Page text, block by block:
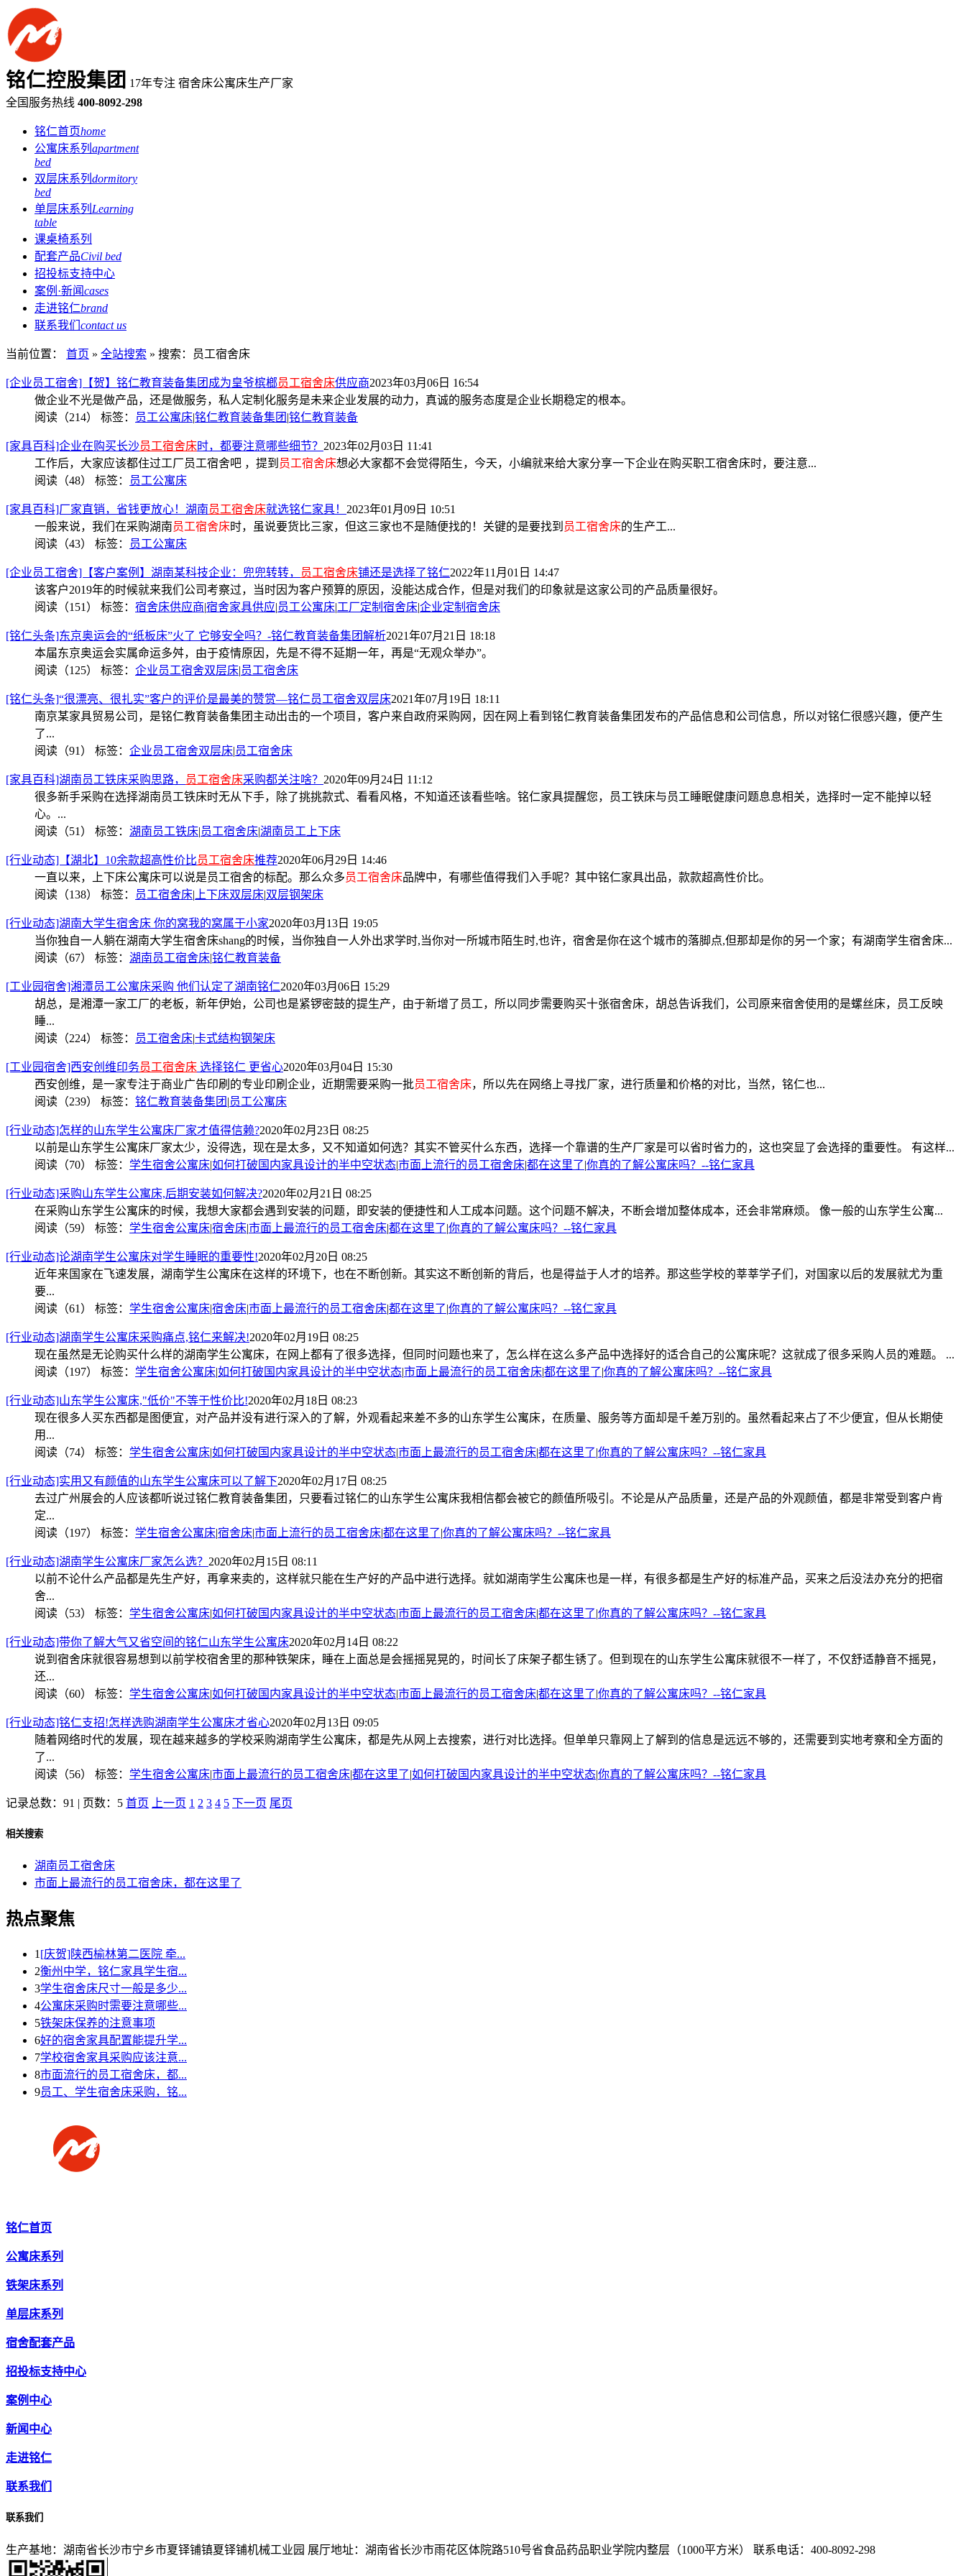
铭仁控股集团 17年专注 宿舍床公寓床生产厂家
全国服务热线 400-8092-298
铭仁首页home
公寓床系列 apartment
bed
双层床系列 dormitory
bed
单层床系列 Learning
table
课桌椅系列
配套产品Civil bed
招投标支持中心
案例·新闻cases
走进铭仁brand
联系我们 contact us
当前位置： 首页 » 全站搜索 » 搜索：员工宿舍床
[企业员工宿舍]【贺】铭仁教育装备集团成为皇爷槟榔员工宿舍床供应商2023年03月06日 16:54
做企业不光是做产品，还是做服务，私人定制化服务是未来企业发展的动力，真诚的服务态度是企业长期稳定的根本。
阅读（214） 标签： 员工公寓床|铭仁教育装备集团 |铭仁教育装备
[家具百科]企业在购买长沙员工宿舍床时，都要注意哪些细节？ 2023年02月03日 11:41
工作后，大家应该都住过工厂员工宿舍吧 ，提到 员工宿舍床想必大家都不会觉得陌生，今天，小编就来给大家分享一下企业在购买职工宿舍床时，要注意...
阅读（48） 标签： 员工公寓床
[家具百科]厂家直销，省钱更放心！湖南员工宿舍床就选铭仁家具！ 2023年01月09日 10:51
一般来说，我们在采购湖南员工宿舍床时，虽说要货比三家，但这三家也不是随便找的！关键的是要找到 员工宿舍床的生产工...
阅读（43） 标签： 员工公寓床
[企业员工宿舍]【客户案例】湖南某科技企业：兜兜转转， 员工宿舍床铺还是选择了铭仁2022年11月01日 14:47
该客户2019年的时候就来我们公司考察过，当时因为客户预算的原因，没能达成合作，但是对我们的印象就是这家公司的产品质量很好。
阅读（151） 标签： 宿舍床供应商|宿舍家具供应|员工公寓床|工厂定制宿舍床|企业定制宿舍床
[铭仁头条]东京奥运会的“纸板床”火了 它够安全吗？-铭仁教育装备集团解析2021年07月21日 18:18
本届东京奥运会实属命运多舛，由于疫情原因，先是不得不延期一年，再是“无观众举办”。
阅读（125） 标签： 企业员工宿舍双层床|员工宿舍床
[铭仁头条]“很漂亮、很扎实”客户的评价是最美的赞赏—铭仁员工宿舍双层床2021年07月19日 18:11
南京某家具贸易公司，是铭仁教育装备集团主动出击的一个项目，客户来自政府采购网，因在网上看到铭仁教育装备集团发布的产品信息和公司信息，所以对铭仁很感兴趣，便产生
了...
阅读（91） 标签： 企业员工宿舍双层床|员工宿舍床
[家具百科]湖南员工铁床采购思路， 员工宿舍床采购都关注啥？ 2020年09月24日 11:12
很多新手采购在选择湖南员工铁床时无从下手，除了挑挑款式、看看风格，不知道还该看些啥。铭仁家具提醒您，员工铁床与员工睡眠健康问题息息相关，选择时一定不能掉以轻
心。...
阅读（51） 标签： 湖南员工铁床|员工宿舍床|湖南员工上下床
[行业动态]【湖北】10余款超高性价比员工宿舍床推荐2020年06月29日 14:46
一直以来，上下床公寓床可以说是员工宿舍的标配。那么众多员工宿舍床品牌中，有哪些值得我们入手呢？其中铭仁家具出品，款款超高性价比。
阅读（138） 标签： 员工宿舍床| 上下床双层床|双层钢架床
[行业动态]湖南大学生宿舍床 你的窝我的窝属于小家2020年03月13日 19:05
当你独自一人躺在湖南大学生宿舍床shang的时候，当你独自一人外出求学时,当你对一所城市陌生时,也许，宿舍是你在这个城市的落脚点,但那却是你的另一个家；有湖南学生宿舍床...
阅读（67） 标签： 湖南员工宿舍床|铭仁教育装备
[工业园宿舍]湘潭员工公寓床采购 他们认定了湖南铭仁2020年03月06日 15:29
胡总，是湘潭一家工厂的老板，新年伊始，公司也是紧锣密鼓的提生产，由于新增了员工，所以同步需要购买十张宿舍床，胡总告诉我们，公司原来宿舍使用的是螺丝床，员工反映
睡...
阅读（224） 标签： 员工宿舍床|卡式结构钢架床
[工业园宿舍]西安创维印务员工宿舍床 选择铭仁 更省心2020年03月04日 15:30
西安创维，是一家专注于商业广告印刷的专业印刷企业，近期需要采购一批员工宿舍床，所以先在网络上寻找厂家，进行质量和价格的对比，当然，铭仁也...
阅读（239） 标签： 铭仁教育装备集团 |员工公寓床
[行业动态]怎样的山东学生公寓床厂家才值得信赖?2020年02月23日 08:25
以前是山东学生公寓床厂家太少，没得选，现在是太多，又不知道如何选？其实不管买什么东西，选择一个靠谱的生产厂家是可以省时省力的，这也突显了会选择的重要性。 有这样...
阅读（70） 标签： 学生宿舍公寓床|如何打破国内家具设计的半中空状态|市面上流行的员工宿舍床|都在这里了|你真的了解公寓床吗？--铭仁家具
[行业动态]采购山东学生公寓床,后期安装如何解决?2020年02月21日 08:25
在采购山东学生公寓床的时候，我想大家都会遇到安装的问题，即安装的便捷性和人工成本问题。这个问题不解决，不断会增加整体成本，还会非常麻烦。 像一般的山东学生公寓...
阅读（59） 标签： 学生宿舍公寓床|宿舍床|市面上最流行的员工宿舍床|都在这里了|你真的了解公寓床吗？--铭仁家具
[行业动态]论湖南学生公寓床对学生睡眠的重要性!2020年02月20日 08:25
近年来国家在飞速发展，湖南学生公寓床在这样的环境下，也在不断创新。其实这不断创新的背后，也是得益于人才的培养。那这些学校的莘莘学子们，对国家以后的发展就尤为重
要...
阅读（61） 标签： 学生宿舍公寓床|宿舍床|市面上最流行的员工宿舍床|都在这里了|你真的了解公寓床吗？--铭仁家具
[行业动态]湖南学生公寓床采购痛点,铭仁来解决!2020年02月19日 08:25
现在虽然是无论购买什么样的湖南学生公寓床，在网上都有了很多选择，但同时问题也来了，怎么样在这么多产品中选择好的适合自己的公寓床呢？这就成了很多采购人员的难题。 ...
阅读（197） 标签： 学生宿舍公寓床|如何打破国内家具设计的半中空状态|市面上最流行的员工宿舍床|都在这里了|你真的了解公寓床吗？--铭仁家具
[行业动态]山东学生公寓床,"低价"不等于性价比!2020年02月18日 08:23
现在很多人买东西都是图便宜，对产品并没有进行深入的了解，外观看起来差不多的山东学生公寓床，在质量、服务等方面却是千差万别的。虽然看起来占了不少便宜，但从长期使
用...
阅读（74） 标签： 学生宿舍公寓床|如何打破国内家具设计的半中空状态|市面上最流行的员工宿舍床|都在这里了|你真的了解公寓床吗？--铭仁家具
[行业动态]实用又有颜值的山东学生公寓床可以了解下2020年02月17日 08:25
去过广州展会的人应该都听说过铭仁教育装备集团，只要看过铭仁的山东学生公寓床我相信都会被它的颜值所吸引。不论是从产品质量，还是产品的外观颜值，都是非常受到客户肯
定...
阅读（197） 标签： 学生宿舍公寓床|宿舍床|市面上流行的员工宿舍床|都在这里了|你真的了解公寓床吗？--铭仁家具
[行业动态]湖南学生公寓床厂家怎么选？ 2020年02月15日 08:11
以前不论什么产品都是先生产好，再拿来卖的，这样就只能在生产好的产品中进行选择。就如湖南学生公寓床也是一样，有很多都是生产好的标准产品，买来之后没法办充分的把宿
舍...
阅读（53） 标签： 学生宿舍公寓床|如何打破国内家具设计的半中空状态|市面上最流行的员工宿舍床|都在这里了|你真的了解公寓床吗？--铭仁家具
[行业动态]带你了解大气又省空间的铭仁山东学生公寓床2020年02月14日 08:22
说到宿舍床就很容易想到以前学校宿舍里的那种铁架床，睡在上面总是会摇摇晃晃的，时间长了床架子都生锈了。但到现在的山东学生公寓床就很不一样了，不仅舒适静音不摇晃，
还...
阅读（60） 标签： 学生宿舍公寓床|如何打破国内家具设计的半中空状态|市面上最流行的员工宿舍床|都在这里了|你真的了解公寓床吗？--铭仁家具
[行业动态]铭仁支招!怎样选购湖南学生公寓床才省心2020年02月13日 09:05
随着网络时代的发展，现在越来越多的学校采购湖南学生公寓床，都是先从网上去搜索，进行对比选择。但单单只靠网上了解到的信息是远远不够的，还需要到实地考察和全方面的
了...
阅读（56） 标签： 学生宿舍公寓床|市面上最流行的员工宿舍床|都在这里了|如何打破国内家具设计的半中空状态|你真的了解公寓床吗？--铭仁家具
记录总数：91 | 页数：5 首页 上一页 1 2 3 4 5 下一页 尾页
相关搜索
湖南员工宿舍床
市面上最流行的员工宿舍床，都在这里了
热点聚焦
1 [庆贺]陕西榆林第二医院 牵...
2衡州中学，铭仁家具学生宿...
3学生宿舍床尺寸一般是多少...
4公寓床采购时需要注意哪些...
5铁架床保养的注意事项
6好的宿舍家具配置能提升学...
7学校宿舍家具采购应该注意...
8市面流行的员工宿舍床，都...
9员工、学生宿舍床采购，铭...
铭仁首页
公寓床系列
铁架床系列
单层床系列
宿舍配套产品
招投标支持中心
案例中心
新闻中心
走进铭仁
联系我们
联系我们
生产基地：湖南省长沙市宁乡市夏铎铺镇夏铎铺机械工业园 展厅地址：湖南省长沙市雨花区体院路510号省食品药品职业学院内整层（1000平方米） 联系电话：400-8092-298